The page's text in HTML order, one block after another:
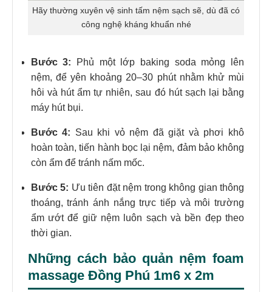
Hãy thường xuyên vệ sinh tấm nệm sạch sẽ, dù đã có
công nghệ kháng khuẩn nhé
Bước 3:
Phủ một lớp baking soda mỏng lên
nệm, để yên khoảng 20–30 phút nhằm khử mùi
hôi và hút ẩm tự nhiên, sau đó hút sạch lại bằng
máy hút bụi.
Bước 4: Sau khi vỏ nệm đã giặt và phơi khô
hoàn toàn, tiến hành bọc lại nệm, đảm bảo không
còn ẩm để tránh nấm mốc.
Bước 5: Ưu tiên đặt nệm trong không gian thông
thoáng, tránh ánh nắng trực tiếp và môi trường
ẩm ướt để giữ nệm luôn sạch và bền đẹp theo
thời gian.
Những cách bảo quản nệm foam
massage Đồng Phú 1m6 x 2m